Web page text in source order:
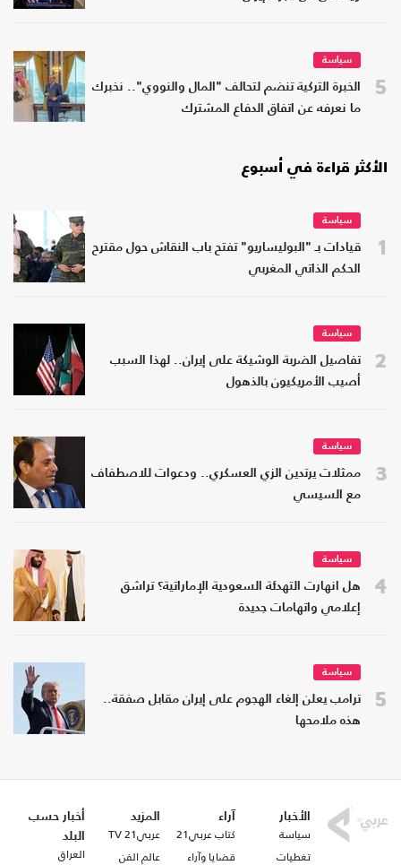
5
سياسة
الخبرة التركية تنضم لتحالف "المال والنووي".. نخبرك
ما نعرفه عن اتفاق الدفاع المشترك
الأكثر قراءة في أسبوع
1
سياسة
قيادات بـ "البوليساريو" تفتح باب النقاش حول مقترح
الحكم الذاتي المغربي
2
سياسة
تفاصيل الضربة الوشيكة على إيران.. لهذا السبب
أصيب الأمريكيون بالذهول
3
سياسة
ممثلات يرتدين الزي العسكري.. ودعوات للاصطفاف
مع السيسي
4
سياسة
هل انهارت التهدئة السعودية الإماراتية؟ تراشق
إعلامي واتهامات جديدة
5
سياسة
ترامب يعلن إلغاء الهجوم على إيران مقابل صفقة..
هذه ملامحها
الأخبار
سياسة
تغطيات
آراء
كتاب عربي21
قضايا وآراء
المزيد
عربي21 TV
عالم الفن
أخبار حسب
البلد
العراق